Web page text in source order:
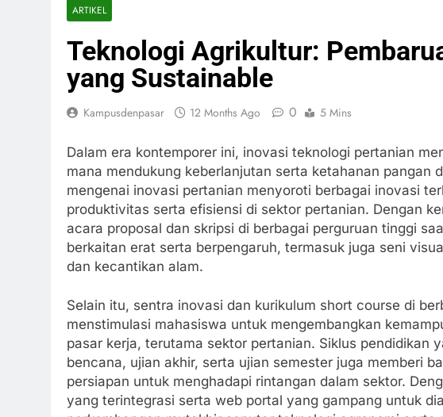
ARTIKEL
Teknologi Agrikultur:
yang Sustainable
Kampusdenpasar 12 Months Ago 0 5 Mins
Dalam era kontemporer ini, inovasi teknologi pertanian
mana mendukung keberlanjutan serta ketahanan pangan
mengenai inovasi pertanian menyoroti berbagai inovasi
produktivitas serta efisiensi di sektor pertanian. Dengan
acara proposal dan skripsi di berbagai perguruan tinggi
berkaitan erat serta berpengaruh, termasuk juga seni
dan kecantikan alam.
Selain itu, sentra inovasi dan kurikulum short course di
menstimulasi mahasiswa untuk mengembangkan
pasar kerja, terutama sektor pertanian. Siklus pendidikan
bencana, ujian akhir, serta ujian semester juga memberi
persiapan untuk menghadapi rintangan dalam sektor.
yang terintegrasi serta web portal yang gampang untuk